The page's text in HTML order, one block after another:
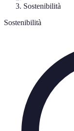
Sostenibilità
Sostenibilità